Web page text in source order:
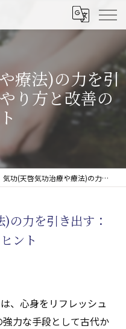
療法)の力を引
り方と改善の
気功(天啓気功治療や療法)の力を引き出す：効果的なやり方と改善のヒント
の力を引き出す：
ント
、心身をリフレッシュ
力な手段として古代か